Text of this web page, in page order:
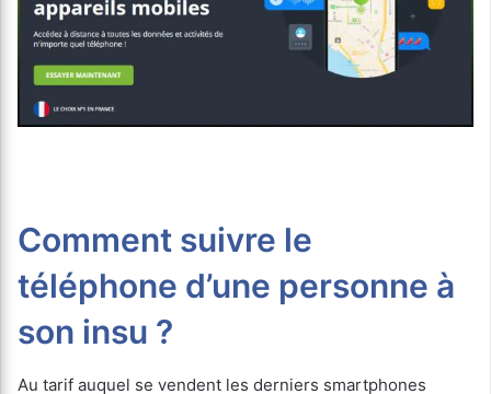
Comment suivre le
téléphone d’une personne à
son insu ?
Au tarif auquel se vendent les derniers smartphones